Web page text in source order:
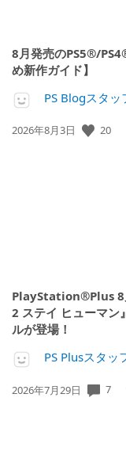
8月発売のPS5®/
め新作ガイド】
PS Blogスタッ
公
2026年8月3日 20
PlayStation®Plus 8
2 ステイ ヒューマ
ルが登場！
PS Plusスタッ
公
2026年7月29日 7